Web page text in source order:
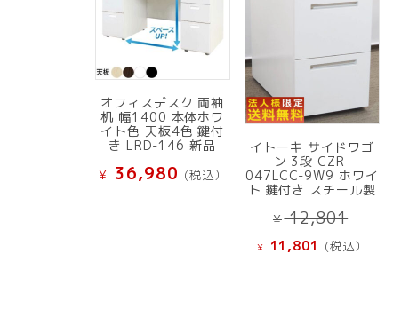
オフィスデスク 両袖
机 幅1400 本体ホワ
イト色 天板4色 鍵付
き LRD-146 新品
¥ 36,980 (税込）
中
品
イトーキ サイドワゴ
ン 3段 CZR-
047LCC-9W9 ホワイ
ト 鍵付き スチール製
¥12,801
の
価
¥ 11,801 現
(税込）